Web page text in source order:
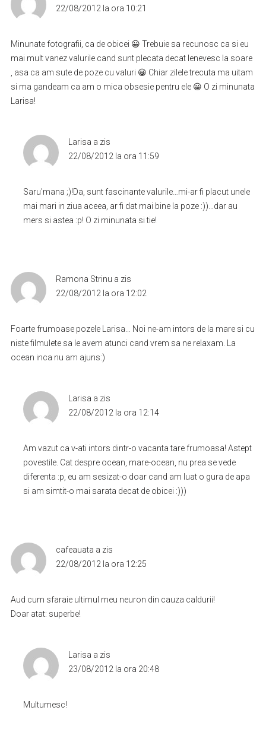
22/08/2012 la ora 10:21
Minunate fotografii, ca de obicei 😀 Trebuie sa recunosc ca si eu
mai mult vanez valurile cand sunt plecata decat lenevesc la soare
, asa ca am sute de poze cu valuri 😀 Chiar zilele trecuta ma uitam
si ma gandeam ca am o mica obsesie pentru ele 😀 O zi minunata
Larisa!
Larisa a zis
22/08/2012 la ora 11:59
Saru'mana ;)!Da, sunt fascinante valurile…mi-ar fi placut unele
mai mari in ziua aceea, ar fi dat mai bine la poze :))…dar au
mers si astea :p! O zi minunata si tie!
Ramona Strinu a zis
22/08/2012 la ora 12:02
Foarte frumoase pozele Larisa… Noi ne-am intors de la mare si cu
niste filmulete sa le avem atunci cand vrem sa ne relaxam. La
ocean inca nu am ajuns:)
Larisa a zis
22/08/2012 la ora 12:14
Am vazut ca v-ati intors dintr-o vacanta tare frumoasa! Astept
povestile. Cat despre ocean, mare-ocean, nu prea se vede
diferenta :p, eu am sesizat-o doar cand am luat o gura de apa
si am simtit-o mai sarata decat de obicei :)))
cafeauata a zis
22/08/2012 la ora 12:25
Aud cum sfaraie ultimul meu neuron din cauza caldurii!
Doar atat: superbe!
Larisa a zis
23/08/2012 la ora 20:48
Multumesc!